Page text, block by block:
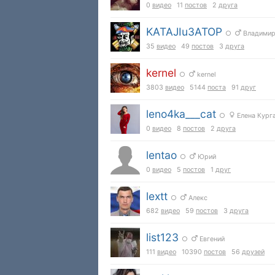
0 видео 11 постов 2 друга
KATAJIu3ATOP ○
Владимир
35 видео 49 постов 3 друга
kernel ○
kernel
3803 видео 5144 поста 91 друг
leno4ka___cat ○
Елена
0 видео 8 постов 2 друга
lentao ○
Юрий
0 видео 5 постов 1 друг
lextt ○
Алекс
682 видео 59 постов 3 друга
list123 ○
Евгений
111 видео 10390 постов 56 друзей